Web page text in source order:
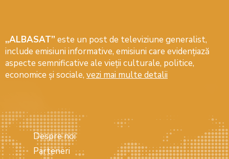
„ALBASAT” este un post de televiziune generalist,
include emisiuni informative, emisiuni care evidenţiază
aspecte semnificative ale vieţii culturale, politice,
economice şi sociale, vezi mai multe detalii
Despre noi
Parteneri